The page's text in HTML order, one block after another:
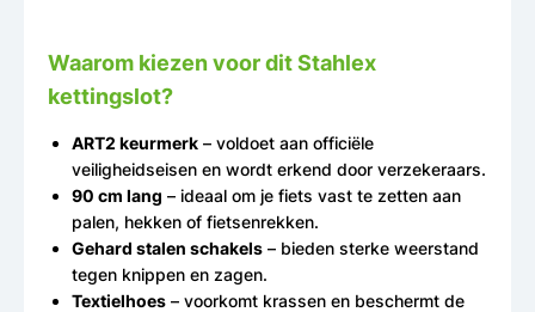
Waarom kiezen voor dit Stahlex
kettingslot?
ART2 keurmerk – voldoet aan officiële
veiligheidseisen en wordt erkend door verzekeraars.
90 cm lang – ideaal om je fiets vast te zetten aan
palen, hekken of fietsenrekken.
Gehard stalen schakels – bieden sterke weerstand
tegen knippen en zagen.
Textielhoes – voorkomt krassen en beschermt de